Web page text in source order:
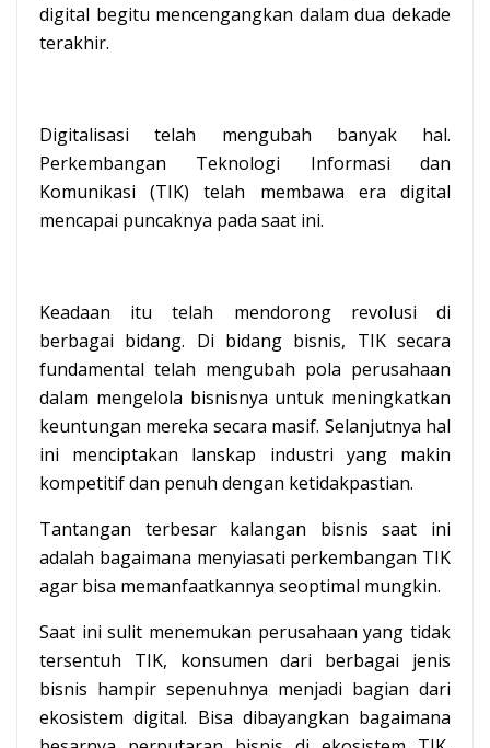
digital begitu mencengangkan dalam dua dekade
terakhir.
Digitalisasi telah mengubah banyak hal.
Perkembangan Teknologi Informasi dan
Komunikasi (TIK) telah membawa era digital
mencapai puncaknya pada saat ini.
Keadaan itu telah mendorong revolusi di
berbagai bidang. Di bidang bisnis, TIK secara
fundamental telah mengubah pola perusahaan
dalam mengelola bisnisnya untuk meningkatkan
keuntungan mereka secara masif. Selanjutnya hal
ini menciptakan lanskap industri yang makin
kompetitif dan penuh dengan ketidakpastian.
Tantangan terbesar kalangan bisnis saat ini
adalah bagaimana menyiasati perkembangan TIK
agar bisa memanfaatkannya seoptimal mungkin.
Saat ini sulit menemukan perusahaan yang tidak
tersentuh TIK, konsumen dari berbagai jenis
bisnis hampir sepenuhnya menjadi bagian dari
ekosistem digital. Bisa dibayangkan bagaimana